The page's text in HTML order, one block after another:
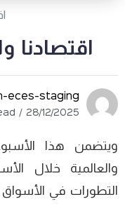
اقتصادنا
eces-staging
28/12/2025
ويتضمن هذا
والعالمية خلال
التطورات في الأسواق